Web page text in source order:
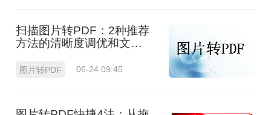
扫描图片转PDF：2种推荐
方法的清晰度调优和文件
图片转PDF 06-24 09:45